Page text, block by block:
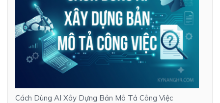
Cách Dùng AI Xây Dựng Bản Mô Tả Công Việc